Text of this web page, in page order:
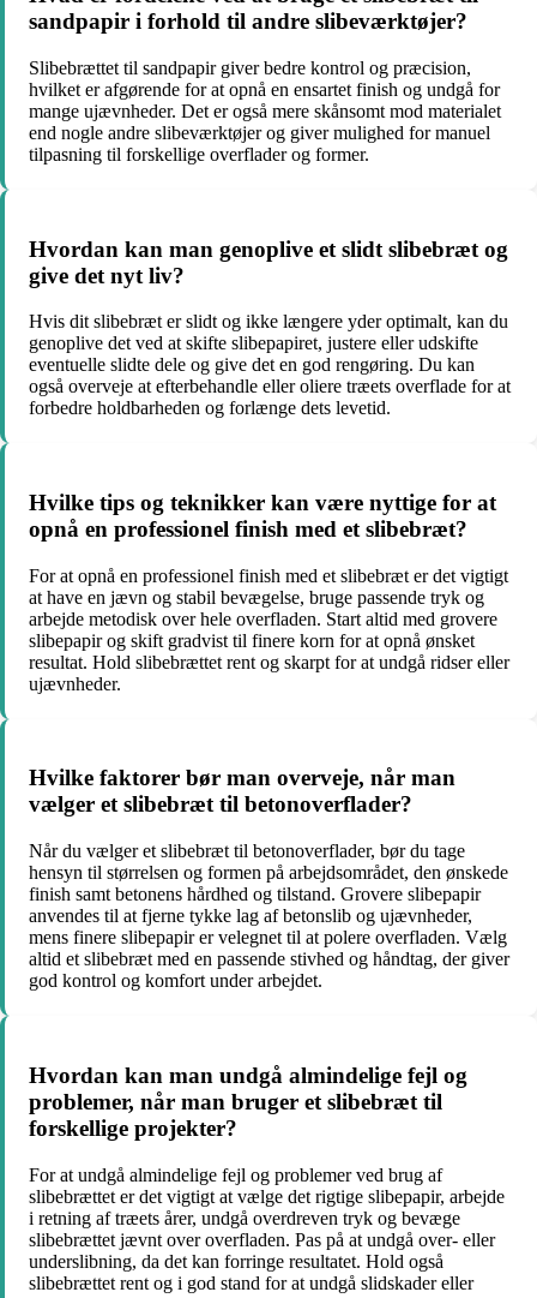
sandpapir i forhold til andre slibeværktøjer?
Slibebrættet til sandpapir giver bedre kontrol og præcision,
hvilket er afgørende for at opnå en ensartet finish og undgå for
mange ujævnheder. Det er også mere skånsomt mod materialet
end nogle andre slibeværktøjer og giver mulighed for manuel
tilpasning til forskellige overflader og former.
Hvordan kan man genoplive et slidt slibebræt og
give det nyt liv?
Hvis dit slibebræt er slidt og ikke længere yder optimalt, kan du
genoplive det ved at skifte slibepapiret, justere eller udskifte
eventuelle slidte dele og give det en god rengøring. Du kan
også overveje at efterbehandle eller oliere træets overflade for at
forbedre holdbarheden og forlænge dets levetid.
Hvilke tips og teknikker kan være nyttige for at
opnå en professionel finish med et slibebræt?
For at opnå en professionel finish med et slibebræt er det vigtigt
at have en jævn og stabil bevægelse, bruge passende tryk og
arbejde metodisk over hele overfladen. Start altid med grovere
slibepapir og skift gradvist til finere korn for at opnå ønsket
resultat. Hold slibebrættet rent og skarpt for at undgå ridser eller
ujævnheder.
Hvilke faktorer bør man overveje, når man
vælger et slibebræt til betonoverflader?
Når du vælger et slibebræt til betonoverflader, bør du tage
hensyn til størrelsen og formen på arbejdsområdet, den ønskede
finish samt betonens hårdhed og tilstand. Grovere slibepapir
anvendes til at fjerne tykke lag af betonslib og ujævnheder,
mens finere slibepapir er velegnet til at polere overfladen. Vælg
altid et slibebræt med en passende stivhed og håndtag, der giver
god kontrol og komfort under arbejdet.
Hvordan kan man undgå almindelige fejl og
problemer, når man bruger et slibebræt til
forskellige projekter?
For at undgå almindelige fejl og problemer ved brug af
slibebrættet er det vigtigt at vælge det rigtige slibepapir, arbejde
i retning af træets årer, undgå overdreven tryk og bevæge
slibebrættet jævnt over overfladen. Pas på at undgå over- eller
underslibning, da det kan forringe resultatet. Hold også
slibebrættet rent og i god stand for at undgå slidskader eller